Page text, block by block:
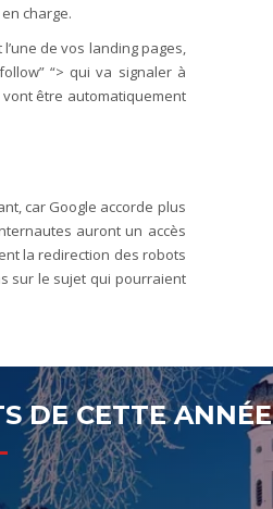
charge.
de vos landing pages,
“> qui va signaler à
vont être automatiquement
car Google accorde plus
auront un accès
la redirection des robots
sur le sujet qui pourraient
DE CETTE ANNÉE